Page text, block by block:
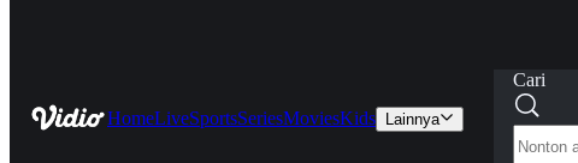
HomeLiveSportsSeriesMoviesKids Lainnya
Cari